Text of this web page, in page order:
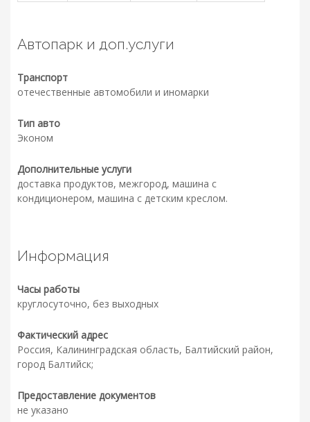
Автопарк и доп.услуги
Транспорт
отечественные автомобили и иномарки
Тип авто
Эконом
Дополнительные услуги
доставка продуктов, межгород, машина с
кондиционером, машина с детским креслом.
Информация
Часы работы
круглосуточно, без выходных
Фактический адрес
Россия, Калининградская область, Балтийский район,
город Балтийск;
Предоставление документов
не указано